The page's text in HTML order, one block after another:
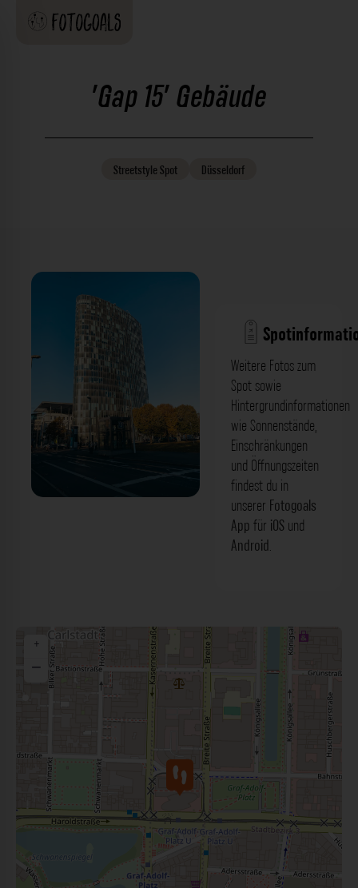
'Gap 15' Gebäude
StreetstyleSpot Düsseldorf
Weitere Fotos zum
Spot sowie
Hintergrundinformationen
wie Sonnenstände,
Einschränkungen
und Öffnungszeiten
findest du in
unserer Fotogoals
App für iOS und
Android.
+
−